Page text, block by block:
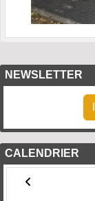
NEWSLETTER
CALENDRIER